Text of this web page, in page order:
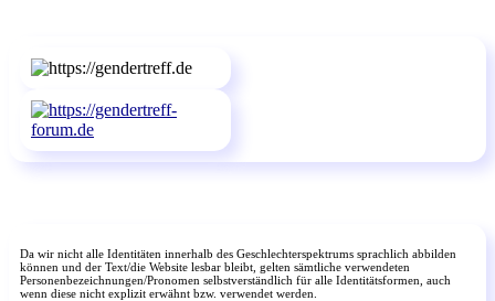
Da wir nicht alle Identitäten innerhalb des Geschlechterspektrums sprachlich abbilden
können und der Text/die Website lesbar bleibt, gelten sämtliche verwendeten
Personenbezeichnungen/Pronomen selbstverständlich für alle Identitätsformen, auch
wenn diese nicht explizit erwähnt bzw. verwendet werden.